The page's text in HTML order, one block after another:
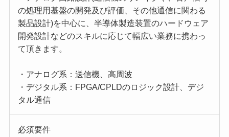
の処理用基盤の開発及び評価、その他通信に関わる
製品設計)を中心に、半導体製造装置のハードウェア
開発設計などのスキルに応じて幅広い業務に携わっ
て頂きます。
・アナログ系：送信機、高周波
・デジタル系：FPGA/CPLDのロジック設計、デジ
タル通信
必須要件